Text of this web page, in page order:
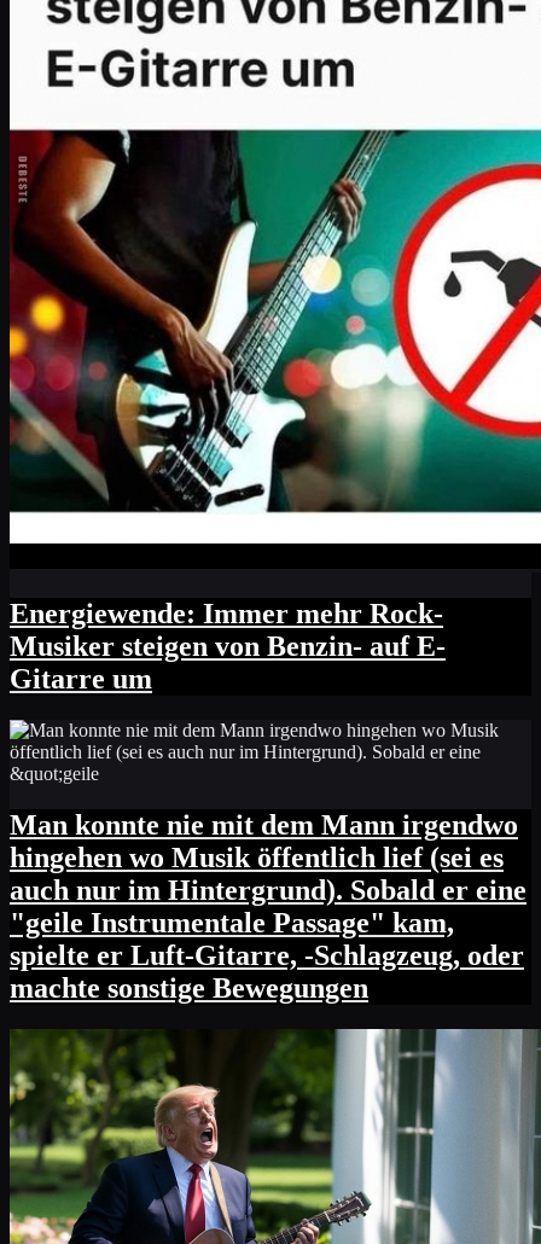
Energiewende: Immer mehr Rock-
Musiker steigen von Benzin- auf E-
Gitarre um
Man konnte nie mit dem Mann irgendwo
hingehen wo Musik öffentlich lief (sei es
auch nur im Hintergrund). Sobald er eine
"geile Instrumentale Passage" kam,
spielte er Luft-Gitarre, -Schlagzeug, oder
machte sonstige Bewegungen